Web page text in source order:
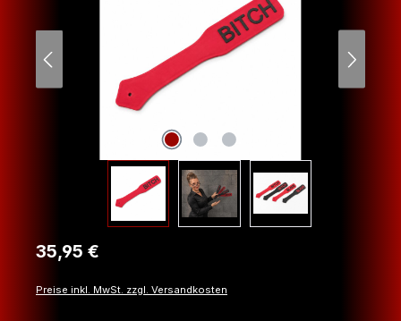
Regulärer Preis:
35,95 €
Preise inkl. MwSt. zzgl. Versandkosten